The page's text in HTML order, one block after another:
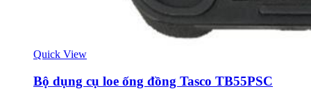
Quick View
Bộ dụng cụ loe ống đồng Tasco TB55PSC